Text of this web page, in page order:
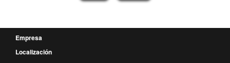
Empresa
Localización